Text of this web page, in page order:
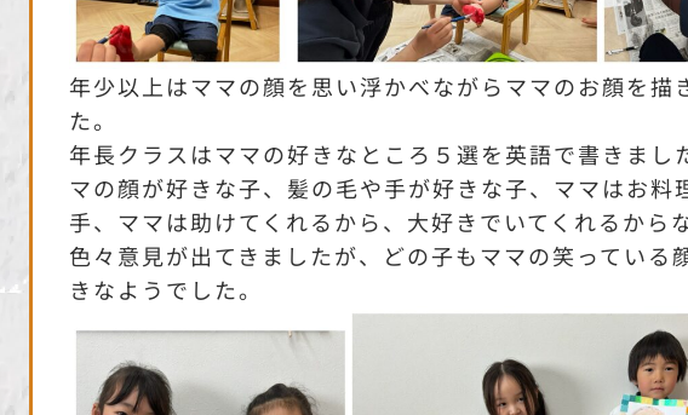
年少以上はママの顔を思い浮かべながらママのお顔を描
た。
年長クラスはママの好きなところ５選を英語で書きまし
マの顔が好きな子、髪の毛や手が好きな子、ママはお料
手、ママは助けてくれるから、大好きでいてくれるから
色々意見が出てきましたが、どの子もママの笑っている
きなようでした。